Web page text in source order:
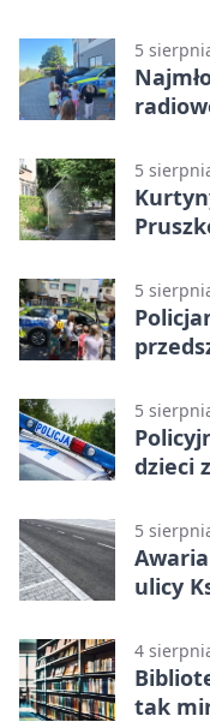
5
5
5
5
dzieci
5
ulicy
4
tak